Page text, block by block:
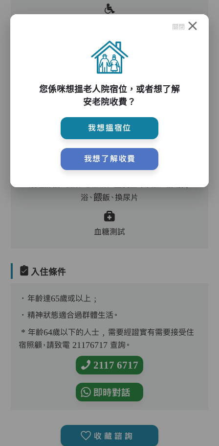
電動床,氣墊床,升降機,防滑扶手,助行器/拐杖,輪
主管,助理員,護理員,保健員,護士,物理治療師,職
業治療師,言語治療師,註冊社工,到診醫生,外展牙
科
浴、餵飯、換尿片
血糖測試
入住條件
．年齡達65歲或以上﹔
．精神狀態適合過群體生活。
* 年齡64歲以下的人士﹐需要經證實有需要接受住
宿照顧，請致電 21176717 查詢。
2117 6717
即時對話
收藏諮詢
關閉
您係咪想搵老人院宿位，或者想了解
安老院收費？
我想搵宿位
我想了解收費